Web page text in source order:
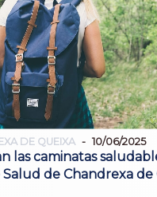
DE QUEIXA 10/06/2025
las caminatas
de Chandrexa de